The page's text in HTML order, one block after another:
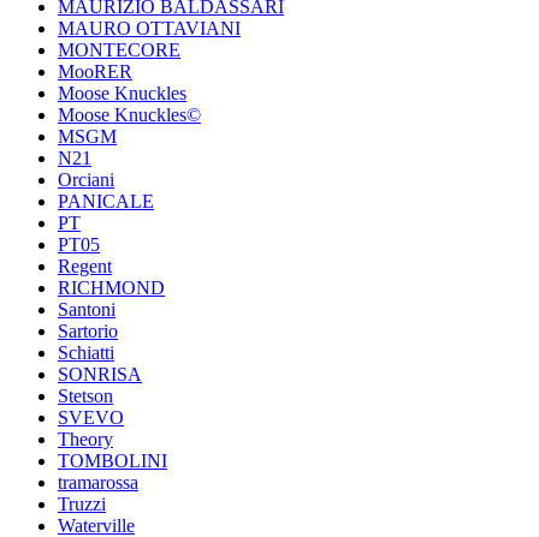
MAURIZIO BALDASSARI
MAURO OTTAVIANI
MONTECORE
MooRER
Moose Knuckles
Moose Knuckles©️
MSGM
N21
Orciani
PANICALE
PT
PT05
Regent
RICHMOND
Santoni
Sartorio
Schiatti
SONRISA
Stetson
SVEVO
Theory
TOMBOLINI
tramarossa
Truzzi
Waterville